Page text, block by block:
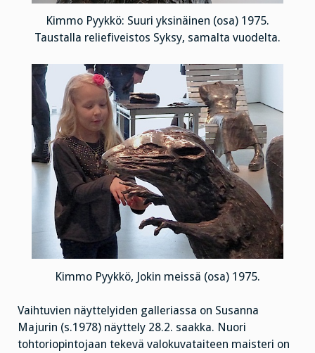
Kimmo Pyykkö: Suuri yksinäinen (osa) 1975.
Taustalla reliefiveistos Syksy, samalta vuodelta.
Kimmo Pyykkö, Jokin meissä (osa) 1975.
Vaihtuvien näyttelyiden galleriassa on Susanna
Majurin (s.1978) näyttely 28.2. saakka. Nuori
tohtoriopintojaan tekevä valokuvataiteen maisteri on